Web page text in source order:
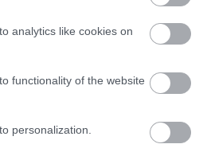
analytics like cookies on
functionality of the website
personalization.
24 29-14
30-24
13 27-17